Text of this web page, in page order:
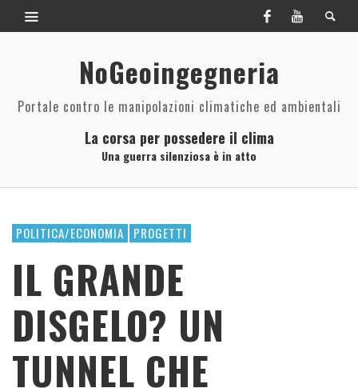
NoGeoingegneria
Portale contro le manipolazioni climatiche ed ambientali
La corsa per possedere il clima
Una guerra silenziosa è in atto
POLITICA/ECONOMIA PROGETTI
IL GRANDE
DISGELO? UN
TUNNEL CHE